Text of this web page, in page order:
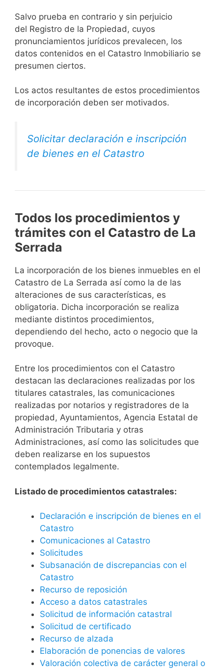
Salvo prueba en contrario y sin perjuicio
del Registro de la Propiedad, cuyos
pronunciamientos jurídicos prevalecen, los
datos contenidos en el Catastro Inmobiliario se
presumen ciertos.
Los actos resultantes de estos procedimientos
de incorporación deben ser motivados.
Solicitar declaración e inscripción
de bienes en el Catastro
Todos los procedimientos y
trámites con el Catastro de La
Serrada
La incorporación de los bienes inmuebles en el
Catastro de La Serrada así como la de las
alteraciones de sus características, es
obligatoria. Dicha incorporación se realiza
mediante distintos procedimientos,
dependiendo del hecho, acto o negocio que la
provoque.
Entre los procedimientos con el Catastro
destacan las declaraciones realizadas por los
titulares catastrales, las comunicaciones
realizadas por notarios y registradores de la
propiedad, Ayuntamientos, Agencia Estatal de
Administración Tributaria y otras
Administraciones, así como las solicitudes que
deben realizarse en los supuestos
contemplados legalmente.
Listado de procedimientos catastrales:
Declaración e inscripción de bienes en el
Catastro
Comunicaciones al Catastro
Solicitudes
Subsanación de discrepancias con el
Catastro
Recurso de reposición
Acceso a datos catastrales
Solicitud de información catastral
Solicitud de certificado
Recurso de alzada
Elaboración de ponencias de valores
Valoración colectiva de carácter general o